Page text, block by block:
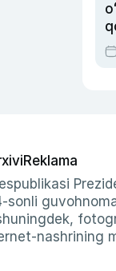
Reklama
nashrining